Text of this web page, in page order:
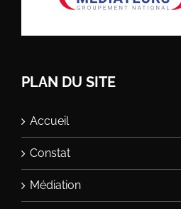
PLAN DU SITE
Accueil
Constat
Médiation